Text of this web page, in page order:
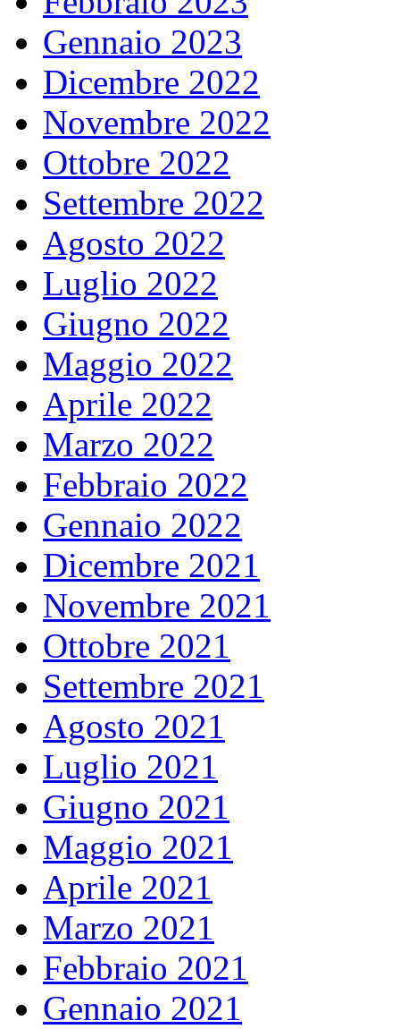
Gennaio 2023
Dicembre 2022
Novembre 2022
Ottobre 2022
Settembre 2022
Agosto 2022
Luglio 2022
Giugno 2022
Maggio 2022
Aprile 2022
Marzo 2022
Febbraio 2022
Gennaio 2022
Dicembre 2021
Novembre 2021
Ottobre 2021
Settembre 2021
Agosto 2021
Luglio 2021
Giugno 2021
Maggio 2021
Aprile 2021
Marzo 2021
Febbraio 2021
Gennaio 2021